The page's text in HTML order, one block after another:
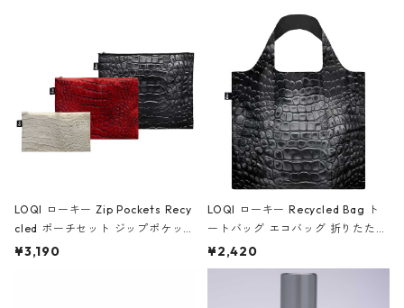
Black ジャン=ミッシェル・バスキ
ア/クラウン ブラック
LOQI ローキー Zip Pockets Recy
cled ポーチセット ジップポケット
ファスナーポーチ 撥水加工 トラベ
¥3,190
LOQI ローキー Recycled Bag ト
ートバッグ エコバッグ 折りたたみ
大きめ 撥水加工 収納ポーチ CRO
CODILE/Black クロコダイル/ブラ
¥2,420